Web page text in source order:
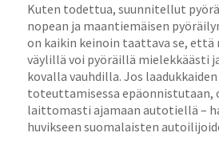
Kuten todettua, suunnitellut
nopean ja maantiemäisen
on kaikin keinoin taattava se,
väylillä voi pyöräillä mielekkäästi
kovalla vauhdilla. Jos
toteuttamisessa epäonnistutaan,
laittomasti ajamaan autotiellä –
huvikseen suomalaisten